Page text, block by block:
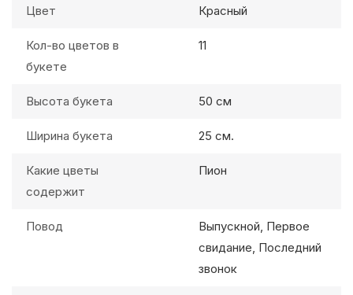
Цвет Красный
Кол-во цветов в
букете
11
Высота букета 50 см
Ширина букета 25 см.
Какие цветы
содержит
Пион
Повод
Выпускной, Первое
свидание, Последний
звонок